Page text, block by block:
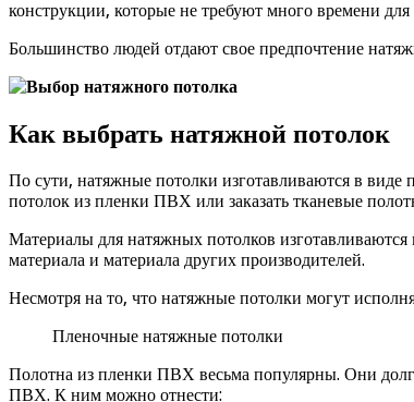
конструкции, которые не требуют много времени
Большинство людей отдают свое предпочтение
Как выбрать натяжной потолок
По сути, натяжные потолки изготавливаются в виде
потолок из пленки ПВХ или заказать тканевые
Материалы для натяжных потолков
материала и материала других производителей.
Несмотря на то, что натяжные потолки могут
Пленочные натяжные потолки
Полотна из пленки ПВХ весьма популярны. Они
ПВХ. К ним можно отнести: